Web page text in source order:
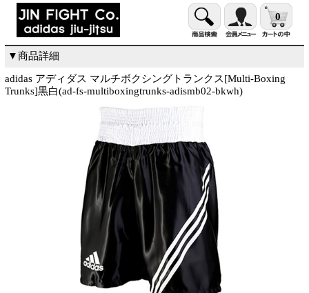
0
▼商品詳細
adidas アディダス マルチボクシングトランクス[Multi-Boxing
Trunks]黒白(ad-fs-multiboxingtrunks-adismb02-bkwh)